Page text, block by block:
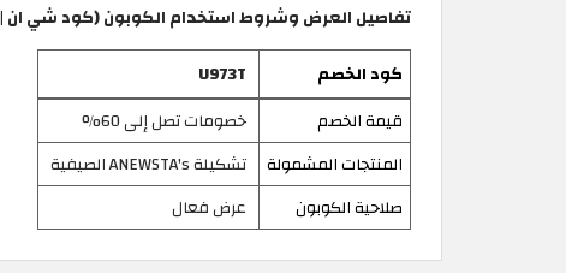
تفاصيل العرض وشروط استخدام الكوبون (كود شي ان |
كود الخصم
U973T
قيمة الخصم
خصومات تصل إلى 60%
المنتجات المشمولة
تشكيلة ANEWSTA's الصيفية
صلاحية الكوبون
عرض فعال